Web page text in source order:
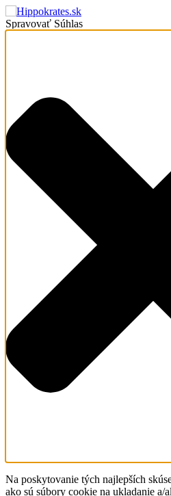
Spravovať Súhlas
Na poskytovanie tých najlepších
ako sú súbory cookie na ukladanie a/